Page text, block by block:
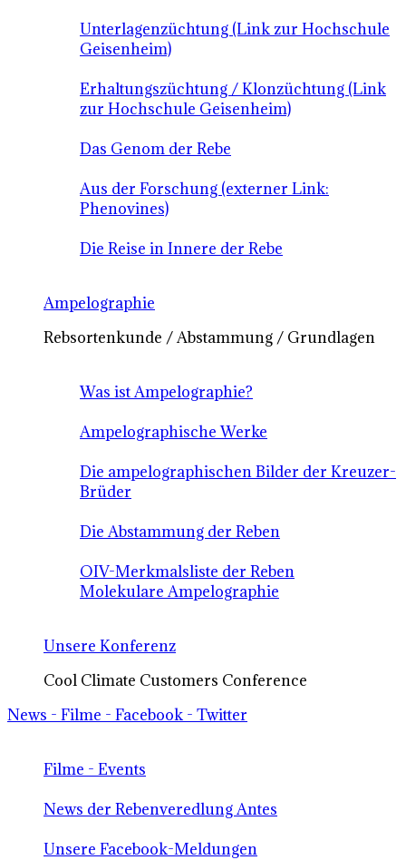
Unterlagenzüchtung (Link zur Hochschule
Geisenheim)
Erhaltungszüchtung / Klonzüchtung (Link
zur Hochschule Geisenheim)
Das Genom der Rebe
Aus der Forschung (externer Link:
Phenovines)
Die Reise in Innere der Rebe
Ampelographie
Rebsortenkunde / Abstammung / Grundlagen
Was ist Ampelographie?
Ampelographische Werke
Die ampelographischen Bilder der Kreuzer-
Brüder
Die Abstammung der Reben
OIV-Merkmalsliste der Reben
Molekulare Ampelographie
Unsere Konferenz
Cool Climate Customers Conference
News - Filme - Facebook - Twitter
Filme - Events
News der Rebenveredlung Antes
Unsere Facebook-Meldungen